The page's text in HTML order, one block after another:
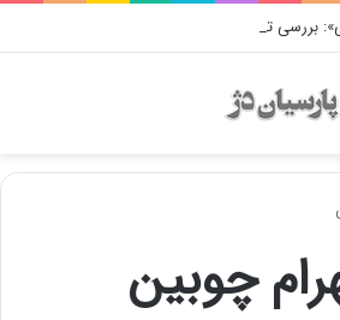
بررسی تاریخی، مفهومی و ایدئولوژیک
چوبین